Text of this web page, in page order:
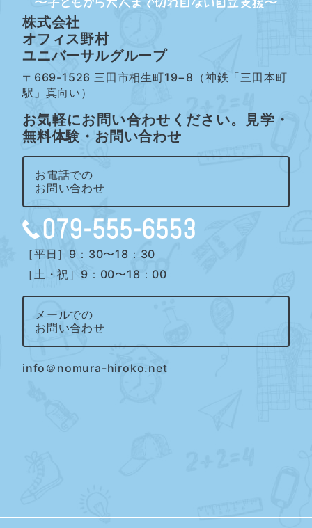
株式会社
オフィス野村
ユニバーサルグループ
〒669-1526 三田市相生町19−8（神鉄「三田本町
駅」真向い）
お気軽にお問い合わせください。見学・
無料体験・お問い合わせ
お電話での
お問い合わせ
［平日］9：30〜18：30
［土・祝］9：00〜18：00
メールでの
お問い合わせ
info＠nomura-hiroko.net